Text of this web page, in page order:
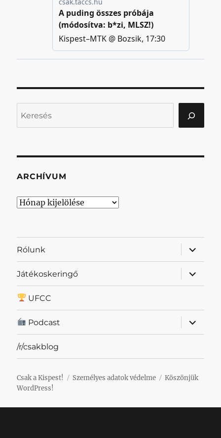
ARCHÍVUM
Archívum
Rólunk
almenü
Játékoskeringő
almenü
UFCC
Podcast
almenü
/r/csakblog
Csak a Kispest! Személyes adatok védelme
Köszönjük
WordPress!